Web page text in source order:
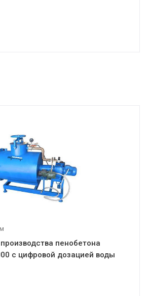
пенобетона
с цифровой дозацией воды